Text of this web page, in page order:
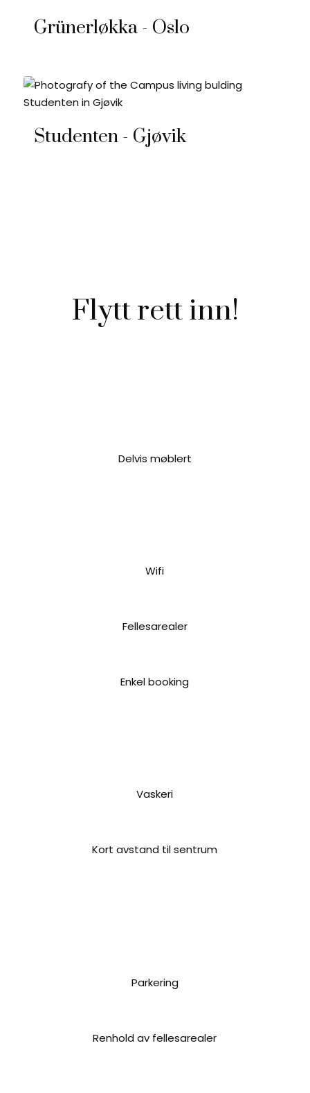
Grünerløkka - Oslo
Studenten - Gjøvik
Flytt rett inn!
Delvis møblert
Wifi
Fellesarealer
Enkel booking
Vaskeri
Kort avstand til sentrum
Parkering
Renhold av fellesarealer